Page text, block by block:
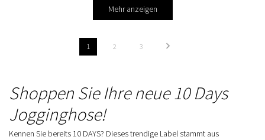
Mehr anzeigen
1 2 3
Shoppen Sie Ihre neue 10 Days
Jogginghose!
Kennen Sie bereits 10 DAYS? Dieses trendige Label stammt aus